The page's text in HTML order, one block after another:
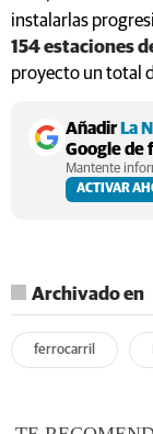
instalarlas
154 estaciones
proyecto un total
AñadirLa
Google de
Mantente
ACTIVAR
Archivado en
ferrocarril